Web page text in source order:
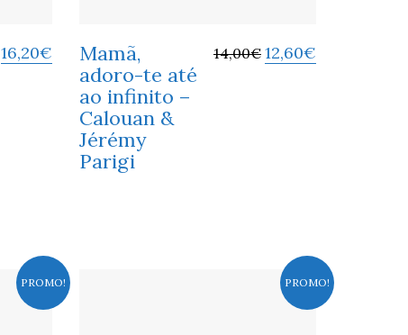
16,20€
Mamã,
adoro-te até
ao infinito –
Calouan &
Jérémy
Parigi
14,00€ 12,60€
PROMO! PROMO!